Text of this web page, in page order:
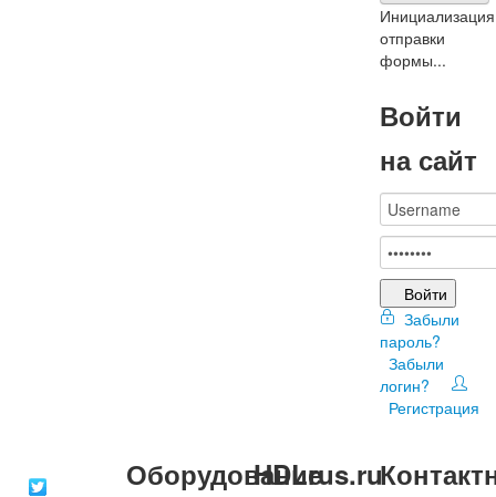
Инициализация
отправки
формы...
Войти
на сайт
Войти
Забыли
пароль?
Забыли
логин?
Регистрация
Оборудование
HDLrus.ru